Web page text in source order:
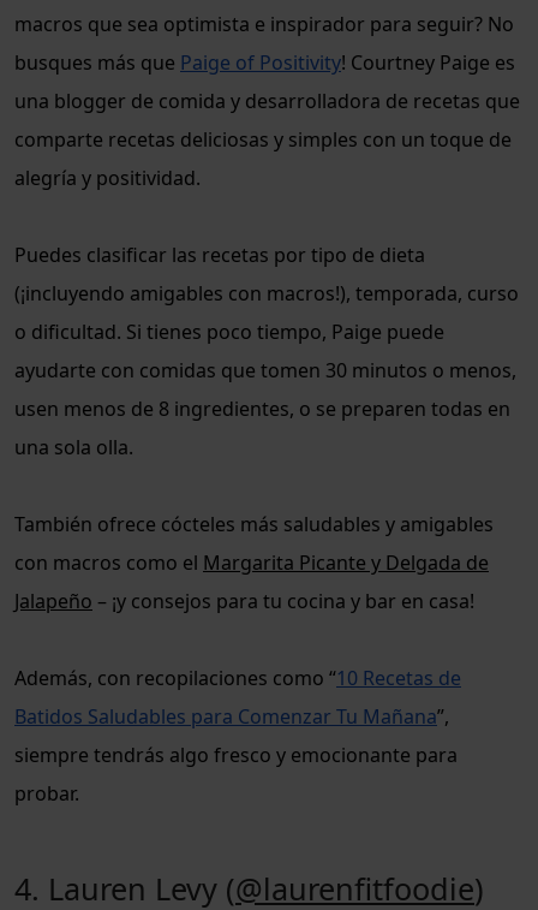
macros que sea optimista e inspirador para seguir? No
busques más que Paige of Positivity! Courtney Paige es
una blogger de comida y desarrolladora de recetas que
comparte recetas deliciosas y simples con un toque de
alegría y positividad.
Puedes clasificar las recetas por tipo de dieta
(¡incluyendo amigables con macros!), temporada, curso
o dificultad. Si tienes poco tiempo, Paige puede
ayudarte con comidas que tomen 30 minutos o menos,
usen menos de 8 ingredientes, o se preparen todas en
una sola olla.
También ofrece cócteles más saludables y amigables
con macros como el Margarita Picante y Delgada de
Jalapeño – ¡y consejos para tu cocina y bar en casa!
Además, con recopilaciones como “10 Recetas de
Batidos Saludables para Comenzar Tu Mañana”,
siempre tendrás algo fresco y emocionante para
probar.
4. Lauren Levy (@laurenfitfoodie)